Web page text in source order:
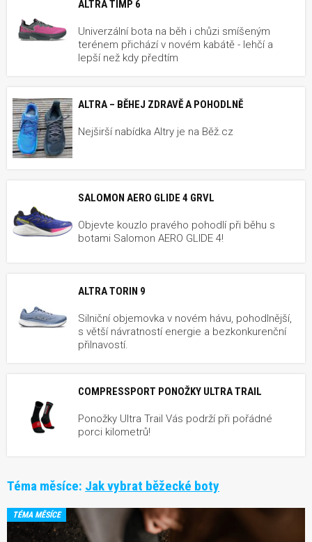
ALTRA TIMP 6
Univerzální bota na běh i chůzi smíšeným
terénem přichází v novém kabátě - lehčí a
lepší než kdy předtím
ALTRA – BĚHEJ ZDRAVĚ A POHODLNĚ
Nejširší nabídka Altry je na Běž.cz
SALOMON AERO GLIDE 4 GRVL
Objevte kouzlo pravého pohodlí při běhu s
botami Salomon AERO GLIDE 4!
ALTRA TORIN 9
Silniční objemovka v novém hávu, pohodlnější,
s větší návratností energie a bezkonkurenční
přilnavostí.
COMPRESSPORT PONOŽKY ULTRA TRAIL
Ponožky Ultra Trail Vás podrží při pořádné
porci kilometrů!
Téma měsíce: Jak vybrat běžecké boty
TÉMA MĚSÍCE